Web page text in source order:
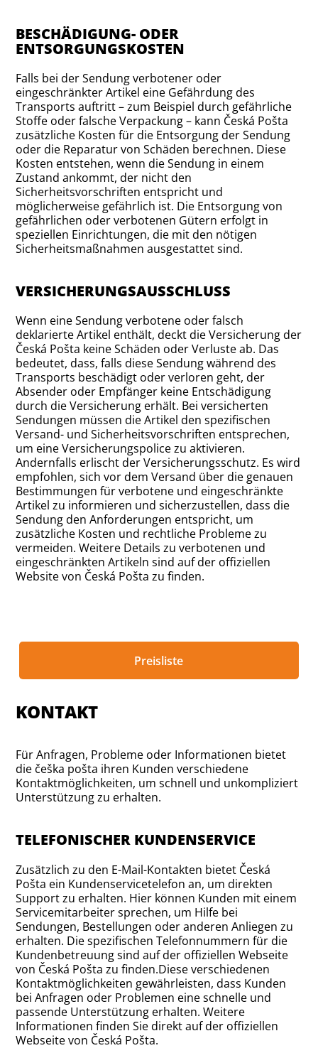
BESCHÄDIGUNG- ODER
ENTSORGUNGSKOSTEN
Falls bei der Sendung verbotener oder
eingeschränkter Artikel eine Gefährdung des
Transports auftritt – zum Beispiel durch gefährliche
Stoffe oder falsche Verpackung – kann Česká Pošta
zusätzliche Kosten für die Entsorgung der Sendung
oder die Reparatur von Schäden berechnen. Diese
Kosten entstehen, wenn die Sendung in einem
Zustand ankommt, der nicht den
Sicherheitsvorschriften entspricht und
möglicherweise gefährlich ist. Die Entsorgung von
gefährlichen oder verbotenen Gütern erfolgt in
speziellen Einrichtungen, die mit den nötigen
Sicherheitsmaßnahmen ausgestattet sind.
VERSICHERUNGSAUSSCHLUSS
Wenn eine Sendung verbotene oder falsch
deklarierte Artikel enthält, deckt die Versicherung der
Česká Pošta keine Schäden oder Verluste ab. Das
bedeutet, dass, falls diese Sendung während des
Transports beschädigt oder verloren geht, der
Absender oder Empfänger keine Entschädigung
durch die Versicherung erhält. Bei versicherten
Sendungen müssen die Artikel den spezifischen
Versand- und Sicherheitsvorschriften entsprechen,
um eine Versicherungspolice zu aktivieren.
Andernfalls erlischt der Versicherungsschutz. Es wird
empfohlen, sich vor dem Versand über die genauen
Bestimmungen für verbotene und eingeschränkte
Artikel zu informieren und sicherzustellen, dass die
Sendung den Anforderungen entspricht, um
zusätzliche Kosten und rechtliche Probleme zu
vermeiden. Weitere Details zu verbotenen und
eingeschränkten Artikeln sind auf der offiziellen
Website von Česká Pošta zu finden.
Preisliste
KONTAKT
Für Anfragen, Probleme oder Informationen bietet
die češka pošta ihren Kunden verschiedene
Kontaktmöglichkeiten, um schnell und unkompliziert
Unterstützung zu erhalten.
TELEFONISCHER KUNDENSERVICE
Zusätzlich zu den E-Mail-Kontakten bietet Česká
Pošta ein Kundenservicetelefon an, um direkten
Support zu erhalten. Hier können Kunden mit einem
Servicemitarbeiter sprechen, um Hilfe bei
Sendungen, Bestellungen oder anderen Anliegen zu
erhalten. Die spezifischen Telefonnummern für die
Kundenbetreuung sind auf der offiziellen Webseite
von Česká Pošta zu finden.Diese verschiedenen
Kontaktmöglichkeiten gewährleisten, dass Kunden
bei Anfragen oder Problemen eine schnelle und
passende Unterstützung erhalten. Weitere
Informationen finden Sie direkt auf der offiziellen
Webseite von Česká Pošta.